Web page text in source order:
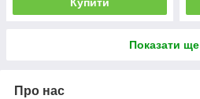
Купити
Показати ще
Про нас